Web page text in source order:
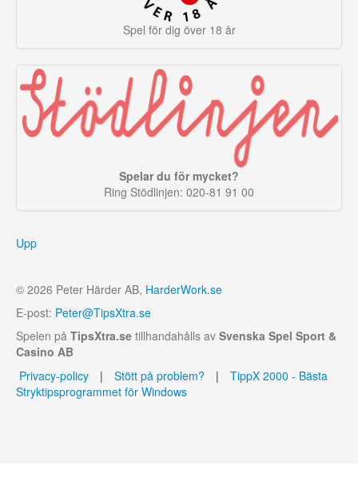
Spel för dig över 18 år
Spelar du för mycket?
Ring Stödlinjen: 020-81 91 00
Upp
© 2026 Peter Härder AB, HarderWork.se
E-post: Peter@TipsXtra.se
Spelen på TipsXtra.se tillhandahålls av Svenska Spel Sport &
Casino AB
Privacy-policy
| Stött på problem? |
TippX 2000 - Bästa
Stryktipsprogrammet för Windows